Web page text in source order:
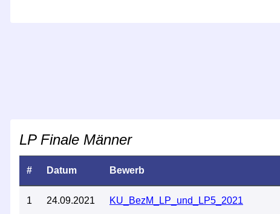
LP Finale Männer
# Datum Bewerb
1 24.09.2021 KU_BezM_LP_und_LP5_2021